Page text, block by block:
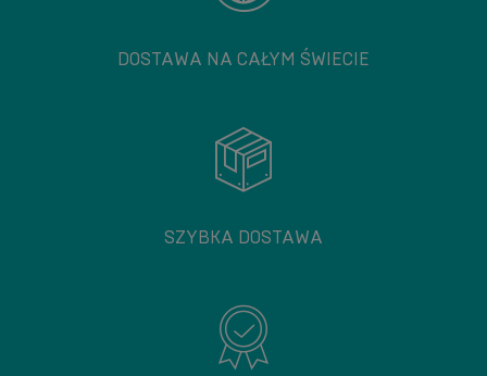
DOSTAWA NA CAŁYM ŚWIECIE
SZYBKA DOSTAWA